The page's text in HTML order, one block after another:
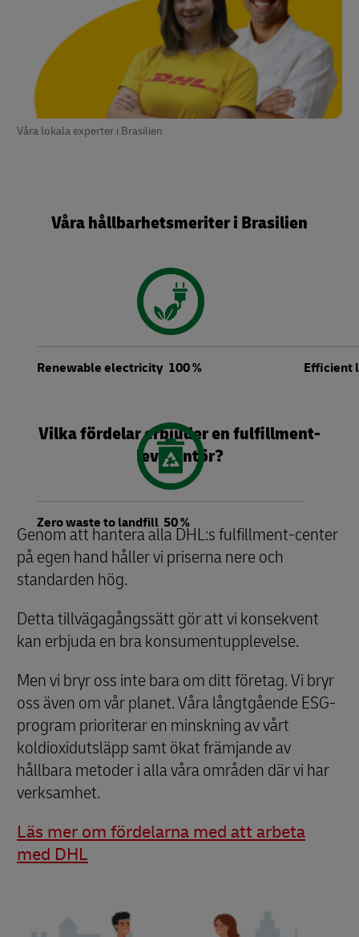
Våra lokala experter i Brasilien
Våra hållbarhetsmeriter i Brasilien
Renewable electricity 100 % Efficient
Zero waste to landfill 50 %
Vilka fördelar erbjuder en fulfillment-
leverantör?
Genom att hantera alla DHL:s fulfillment-center
på egen hand håller vi priserna nere och
standarden hög.
Detta tillvägagångssätt gör att vi konsekvent
kan erbjuda en bra konsumentupplevelse.
Men vi bryr oss inte bara om ditt företag. Vi bryr
oss även om vår planet. Våra långtgående ESG-
program prioriterar en minskning av vårt
koldioxidutsläpp samt ökat främjande av
hållbara metoder i alla våra områden där vi har
verksamhet.
Läs mer om fördelarna med att arbeta
med DHL